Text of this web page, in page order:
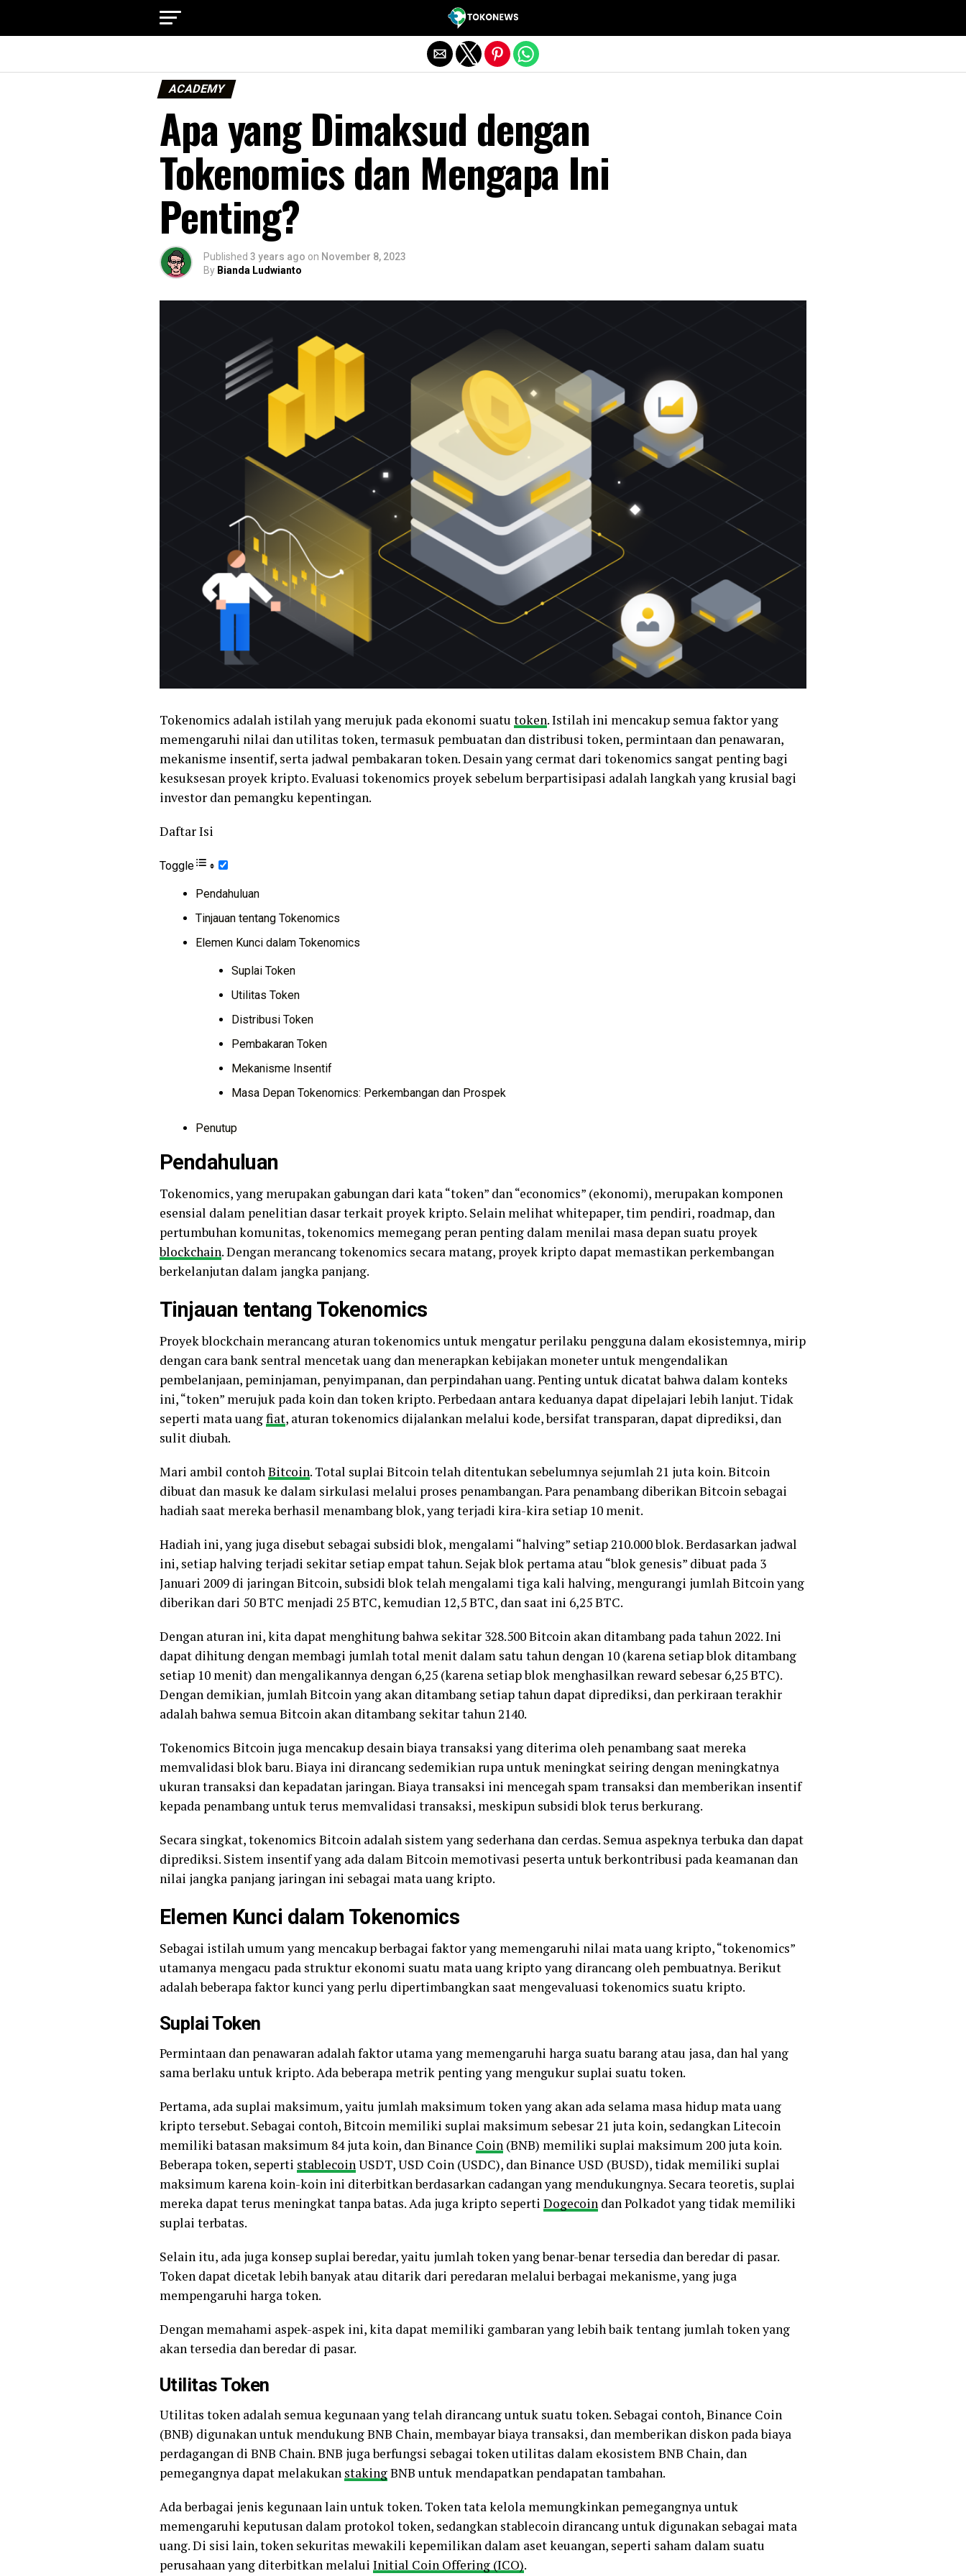
ACADEMY
Apa yang Dimaksud dengan
Tokenomics dan Mengapa Ini
Penting?
Published 3 years ago on November 8, 2023
By Bianda Ludwianto
Tokenomics adalah istilah yang merujuk pada ekonomi suatu token. Istilah ini mencakup semua faktor yang
memengaruhi nilai dan utilitas token, termasuk pembuatan dan distribusi token, permintaan dan penawaran,
mekanisme insentif, serta jadwal pembakaran token. Desain yang cermat dari tokenomics sangat penting bagi
kesuksesan proyek kripto. Evaluasi tokenomics proyek sebelum berpartisipasi adalah langkah yang krusial bagi
investor dan pemangku kepentingan.
Daftar Isi
Toggle
Pendahuluan
Tinjauan tentang Tokenomics
Elemen Kunci dalam Tokenomics
Suplai Token
Utilitas Token
Distribusi Token
Pembakaran Token
Mekanisme Insentif
Masa Depan Tokenomics: Perkembangan dan Prospek
Penutup
Pendahuluan
Tokenomics, yang merupakan gabungan dari kata “token” dan “economics” (ekonomi), merupakan komponen
esensial dalam penelitian dasar terkait proyek kripto. Selain melihat whitepaper, tim pendiri, roadmap, dan
pertumbuhan komunitas, tokenomics memegang peran penting dalam menilai masa depan suatu proyek
blockchain. Dengan merancang tokenomics secara matang, proyek kripto dapat memastikan perkembangan
berkelanjutan dalam jangka panjang.
Tinjauan tentang Tokenomics
Proyek blockchain merancang aturan tokenomics untuk mengatur perilaku pengguna dalam ekosistemnya, mirip
dengan cara bank sentral mencetak uang dan menerapkan kebijakan moneter untuk mengendalikan
pembelanjaan, peminjaman, penyimpanan, dan perpindahan uang. Penting untuk dicatat bahwa dalam konteks
ini, “token” merujuk pada koin dan token kripto. Perbedaan antara keduanya dapat dipelajari lebih lanjut. Tidak
seperti mata uangfiat, aturan tokenomics dijalankan melalui kode, bersifat transparan, dapat diprediksi, dan
sulit diubah.
Mari ambil contohBitcoin. Total suplai Bitcoin telah ditentukan sebelumnya sejumlah 21 juta koin. Bitcoin
dibuat dan masuk ke dalam sirkulasi melalui proses penambangan. Para penambang diberikan Bitcoin sebagai
hadiah saat mereka berhasil menambang blok, yang terjadi kira-kira setiap 10 menit.
Hadiah ini, yang juga disebut sebagai subsidi blok, mengalami “halving” setiap 210.000 blok. Berdasarkan jadwal
ini, setiap halving terjadi sekitar setiap empat tahun. Sejak blok pertama atau “blok genesis” dibuat pada 3
Januari 2009 di jaringan Bitcoin, subsidi blok telah mengalami tiga kali halving, mengurangi jumlah Bitcoin yang
diberikan dari 50 BTC menjadi 25 BTC, kemudian 12,5 BTC, dan saat ini 6,25 BTC.
Dengan aturan ini, kita dapat menghitung bahwa sekitar 328.500 Bitcoin akan ditambang pada tahun 2022. Ini
dapat dihitung dengan membagi jumlah total menit dalam satu tahun dengan 10 (karena setiap blok ditambang
setiap 10 menit) dan mengalikannya dengan 6,25 (karena setiap blok menghasilkan reward sebesar 6,25 BTC).
Dengan demikian, jumlah Bitcoin yang akan ditambang setiap tahun dapat diprediksi, dan perkiraan terakhir
adalah bahwa semua Bitcoin akan ditambang sekitar tahun 2140.
Tokenomics Bitcoin juga mencakup desain biaya transaksi yang diterima oleh penambang saat mereka
memvalidasi blok baru. Biaya ini dirancang sedemikian rupa untuk meningkat seiring dengan meningkatnya
ukuran transaksi dan kepadatan jaringan. Biaya transaksi ini mencegah spam transaksi dan memberikan insentif
kepada penambang untuk terus memvalidasi transaksi, meskipun subsidi blok terus berkurang.
Secara singkat, tokenomics Bitcoin adalah sistem yang sederhana dan cerdas. Semua aspeknya terbuka dan dapat
diprediksi. Sistem insentif yang ada dalam Bitcoin memotivasi peserta untuk berkontribusi pada keamanan dan
nilai jangka panjang jaringan ini sebagai mata uang kripto.
Elemen Kunci dalam Tokenomics
Sebagai istilah umum yang mencakup berbagai faktor yang memengaruhi nilai mata uang kripto, “tokenomics”
utamanya mengacu pada struktur ekonomi suatu mata uang kripto yang dirancang oleh pembuatnya. Berikut
adalah beberapa faktor kunci yang perlu dipertimbangkan saat mengevaluasi tokenomics suatu kripto.
Suplai Token
Permintaan dan penawaran adalah faktor utama yang memengaruhi harga suatu barang atau jasa, dan hal yang
sama berlaku untuk kripto. Ada beberapa metrik penting yang mengukur suplai suatu token.
Pertama, ada suplai maksimum, yaitu jumlah maksimum token yang akan ada selama masa hidup mata uang
kripto tersebut. Sebagai contoh, Bitcoin memiliki suplai maksimum sebesar 21 juta koin, sedangkan Litecoin
memiliki batasan maksimum 84 juta koin, dan Binance Coin (BNB) memiliki suplai maksimum 200 juta koin.
Beberapa token, seperti stablecoinUSDT, USD Coin (USDC), dan Binance USD (BUSD), tidak memiliki suplai
maksimum karena koin-koin ini diterbitkan berdasarkan cadangan yang mendukungnya. Secara teoretis, suplai
mereka dapat terus meningkat tanpa batas. Ada juga kripto seperti Dogecoin dan Polkadot yang tidak memiliki
suplai terbatas.
Selain itu, ada juga konsep suplai beredar, yaitu jumlah token yang benar-benar tersedia dan beredar di pasar.
Token dapat dicetak lebih banyak atau ditarik dari peredaran melalui berbagai mekanisme, yang juga
mempengaruhi harga token.
Dengan memahami aspek-aspek ini, kita dapat memiliki gambaran yang lebih baik tentang jumlah token yang
akan tersedia dan beredar di pasar.
Utilitas Token
Utilitas token adalah semua kegunaan yang telah dirancang untuk suatu token. Sebagai contoh, Binance Coin
(BNB) digunakan untuk mendukung BNB Chain, membayar biaya transaksi, dan memberikan diskon pada biaya
perdagangan di BNB Chain. BNB juga berfungsi sebagai token utilitas dalam ekosistem BNB Chain, dan
pemegangnya dapat melakukan stakingBNB untuk mendapatkan pendapatan tambahan.
Ada berbagai jenis kegunaan lain untuk token. Token tata kelola memungkinkan pemegangnya untuk
memengaruhi keputusan dalam protokol token, sedangkan stablecoin dirancang untuk digunakan sebagai mata
uang. Di sisi lain, token sekuritas mewakili kepemilikan dalam aset keuangan, seperti saham dalam suatu
perusahaan yang diterbitkan melalui Initial Coin Offering (ICO).
Exit mobile version